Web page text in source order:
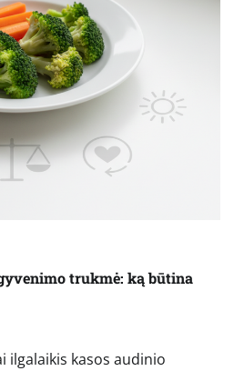
trukmė: ką būtina
ilgalaikis kasos audinio